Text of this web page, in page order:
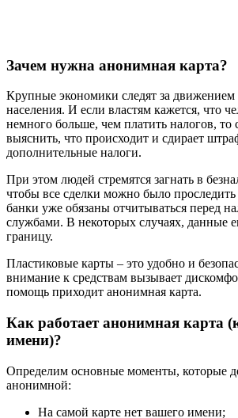
Зачем нужна анонимная карта?
Крупные экономики следят за движением
населения. И если властям кажется, что
немного больше, чем платить налогов, то
выяснить, что происходит и сдирает
дополнительные налоги.
При этом людей стремятся загнать в
чтобы все сделки можно было проследить
банки уже обязаны отчитываться перед
службами. В некоторых случаях, данные
границу.
Пластиковые карты – это удобно и
внимание к средствам вызывает
помощь приходит анонимная карта.
Как работает анонимная карта
имени)?
Определим основные моменты, которые
анонимной:
На самой карте нет вашего имени;